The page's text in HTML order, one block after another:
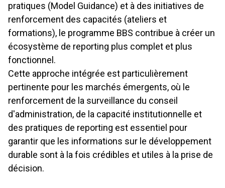
pratiques (Model Guidance) et à des initiatives de
renforcement des capacités (ateliers et
formations), le programme BBS contribue à créer un
écosystème de reporting plus complet et plus
fonctionnel.
Cette approche intégrée est particulièrement
pertinente pour les marchés émergents, où le
renforcement de la surveillance du conseil
d'administration, de la capacité institutionnelle et
des pratiques de reporting est essentiel pour
garantir que les informations sur le développement
durable sont à la fois crédibles et utiles à la prise de
décision.